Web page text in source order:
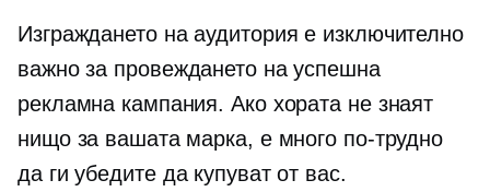
Изграждането на аудитория е изключително
важно за провеждането на успешна
рекламна кампания. Ако хората не знаят
нищо за вашата марка, е много по-трудно
да ги убедите да купуват от вас.